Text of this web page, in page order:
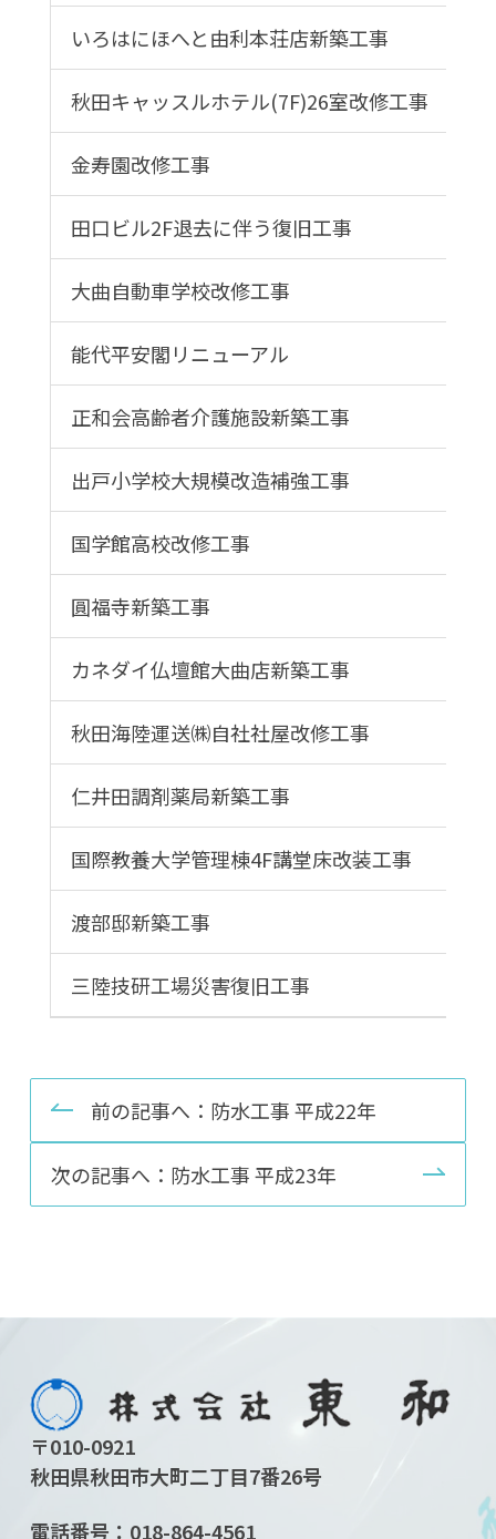
いろはにほへと由利本荘店新築工事
秋田キャッスルホテル(7F)26室改修工事
金寿園改修工事
田口ビル2F退去に伴う復旧工事
大曲自動車学校改修工事
能代平安閣リニューアル
正和会高齢者介護施設新築工事
出戸小学校大規模改造補強工事
国学館高校改修工事
圓福寺新築工事
カネダイ仏壇館大曲店新築工事
秋田海陸運送㈱自社社屋改修工事
仁井田調剤薬局新築工事
国際教養大学管理棟4F講堂床改装工事
渡部邸新築工事
三陸技研工場災害復旧工事
前の記事へ：防水工事 平成22年
次の記事へ：防水工事 平成23年
〒010-0921
秋田県秋田市大町二丁目7番26号
電話番号： 018-864-4561